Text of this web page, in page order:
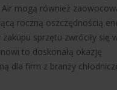
Air mogą również
roczną oszczędnością
sprzętu zwróciły się
to doskonałą okazję
dla firm z branży